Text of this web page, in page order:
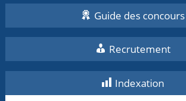
Guide des concours
Recrutement
Indexation